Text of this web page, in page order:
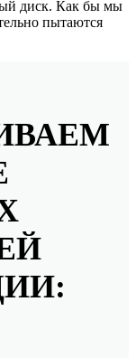
диск. Как бы мы
пытаются